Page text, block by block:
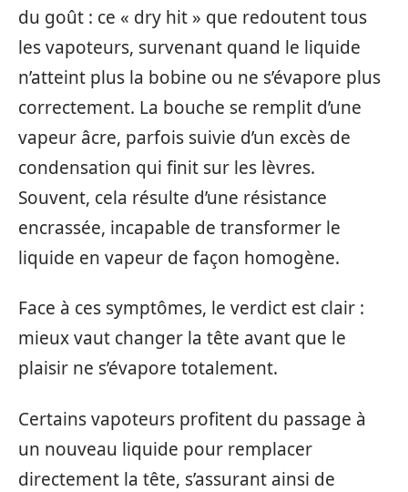
du goût : ce « dry hit » que redoutent tous
les vapoteurs, survenant quand le liquide
n’atteint plus la bobine ou ne s’évapore plus
correctement. La bouche se remplit d’une
vapeur âcre, parfois suivie d’un excès de
condensation qui finit sur les lèvres.
Souvent, cela résulte d’une résistance
encrassée, incapable de transformer le
liquide en vapeur de façon homogène.
Face à ces symptômes, le verdict est clair :
mieux vaut changer la tête avant que le
plaisir ne s’évapore totalement.
Certains vapoteurs profitent du passage à
un nouveau liquide pour remplacer
directement la tête, s’assurant ainsi de